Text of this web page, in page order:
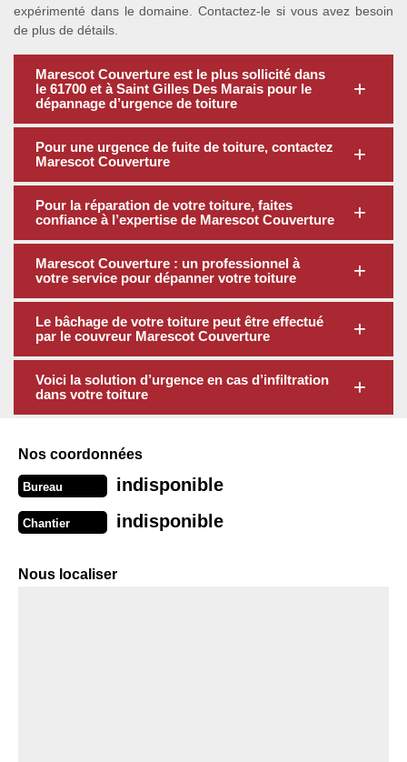
expérimenté dans le domaine. Contactez-le si vous avez besoin
de plus de détails.
Marescot Couverture est le plus sollicité dans
le 61700 et à Saint Gilles Des Marais pour le
dépannage d’urgence de toiture
Pour une urgence de fuite de toiture, contactez
Marescot Couverture
Pour la réparation de votre toiture, faites
confiance à l’expertise de Marescot Couverture
Marescot Couverture : un professionnel à
votre service pour dépanner votre toiture
Le bâchage de votre toiture peut être effectué
par le couvreur Marescot Couverture
Voici la solution d’urgence en cas d’infiltration
dans votre toiture
Nos coordonnées
Bureau indisponible
Chantier indisponible
Nous localiser